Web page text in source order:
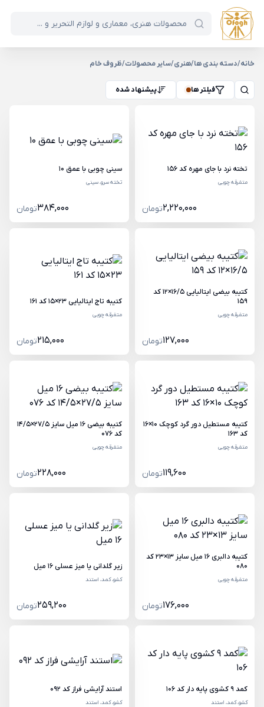
خانه/دسته بندی ها/هنری/سایر محصولات/ظروف خام
فیلتر ها پیشنهاد شده
تخته نرد با جای مهره کد 156
متفرقه چوبی
2,220,000تومان
سینی چوبی با عمق 10
تخته سرو، سینی
384,000تومان
کتیبه بیضی ایتالیایی 16/5×12 کد
159
متفرقه چوبی
127,000تومان
کتیبه تاج ایتالیایی 23×15 کد 161
متفرقه چوبی
215,000تومان
کتیبه مستطیل دور گرد کوچک 10×16
کد 163
متفرقه چوبی
119,600تومان
کتیبه بیضی 16 میل سایز 27/5×14/5
کد 076
متفرقه چوبی
228,000تومان
کتیبه دالبری 16 میل سایز 13×23 کد
080
متفرقه چوبی
176,000تومان
زیر گلدانی یا میز عسلی 16 میل
کشو، کمد، استند
259,200تومان
کمد 9 کشوی پایه دار کد 106
کشو، کمد، استند
استند آرایشی فراز کد 092
کشو، کمد، استند